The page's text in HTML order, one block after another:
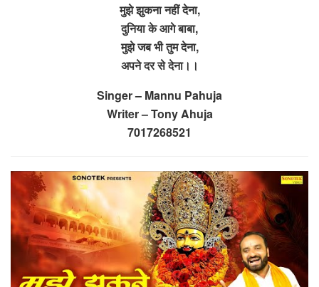
मुझे झुकना नहीं देना,
दुनिया के आगे बाबा,
मुझे जब भी तुम देना,
अपने दर से देना।।
Singer – Mannu Pahuja
Writer – Tony Ahuja
7017268521